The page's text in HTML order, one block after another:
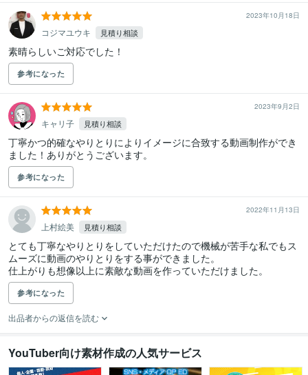
2023年10月18日
コジマユウキ 見積り相談
素晴らしいご対応でした！
参考になった
2023年9月2日
キャリ子 見積り相談
丁寧かつ的確なやりとりによりイメージに合致する動画制作ができ
ました！ありがとうございます。
参考になった
2022年11月13日
上村絵美 見積り相談
とても丁寧なやりとりをしていただけたので機械が苦手な私でもス
ムーズに動画のやりとりをする事ができました。
仕上がりも想像以上に素敵な動画を作っていただけました。
参考になった
出品者からの返信を読む
YouTuber向け素材作成の人気サービス